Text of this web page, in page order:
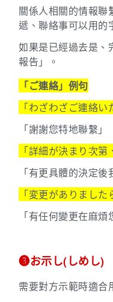
關係人相關的情報聯
遞、聯絡事可以用的
如果是已經過去是、
報告」。
「ご連絡」例句
「わざわざご連絡
「謝謝您特地聯繫」
「詳細が決まり次
「有更具體的決定後
「変更がありまし
「有任何變更在麻煩
➌お示し(しめし)
需要對方示範時適合